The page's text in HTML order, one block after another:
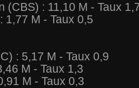
(CBS) : 11,10 M - Taux
1,77 M - Taux 0,5
: 5,17 M - Taux 0,9
M - Taux 1,3
M - Taux 0,3